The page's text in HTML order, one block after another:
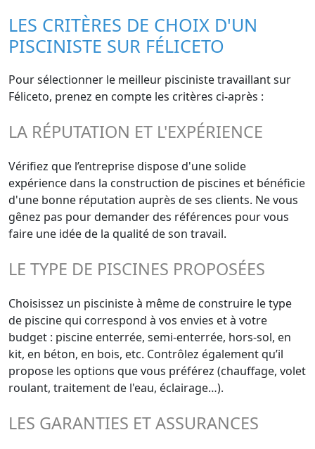
LES CRITÈRES DE CHOIX D'UN
PISCINISTE SUR FÉLICETO
Pour sélectionner le meilleur pisciniste travaillant sur
Féliceto, prenez en compte les critères ci-après :
LA RÉPUTATION ET L'EXPÉRIENCE
Vérifiez que l’entreprise dispose d'une solide
expérience dans la construction de piscines et bénéficie
d'une bonne réputation auprès de ses clients. Ne vous
gênez pas pour demander des références pour vous
faire une idée de la qualité de son travail.
LE TYPE DE PISCINES PROPOSÉES
Choisissez un pisciniste à même de construire le type
de piscine qui correspond à vos envies et à votre
budget : piscine enterrée, semi-enterrée, hors-sol, en
kit, en béton, en bois, etc. Contrôlez également qu’il
propose les options que vous préférez (chauffage, volet
roulant, traitement de l'eau, éclairage…).
LES GARANTIES ET ASSURANCES